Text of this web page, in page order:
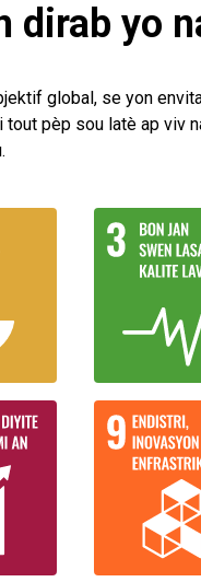
dirab yo
global, se yon
pèp sou latè ap viv